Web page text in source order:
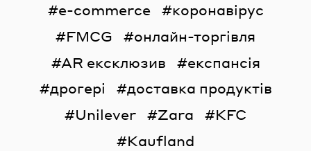
e-commerce
коронавірус
FMCG
онлайн-торгівля
AR ексклюзив
експансія
дрогері
доставка продуктів
Unilever
Zara
KFC
Kaufland